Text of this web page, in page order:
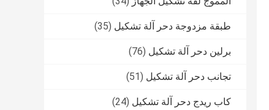
طبقة مزدوجة دحر آلة تشكيل (35)
برلين دحر آلة تشكيل (76)
تجانب دحر آلة تشكيل (51)
كاب ريدج دحر آلة تشكيل (24)